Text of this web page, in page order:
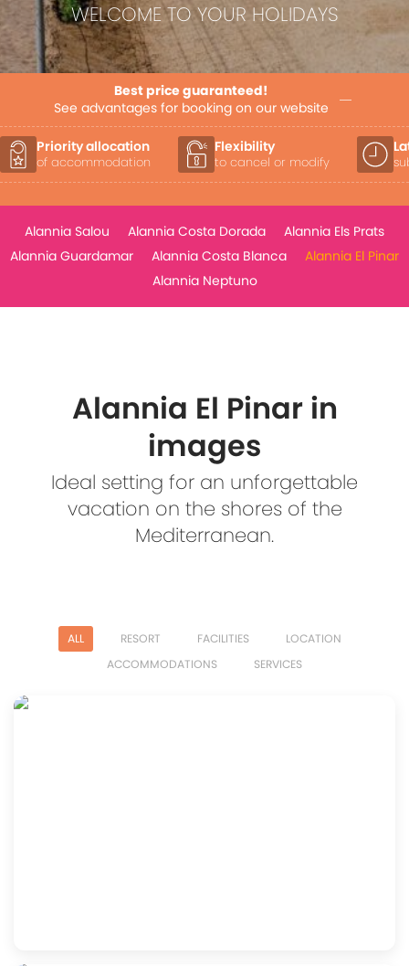
WELCOME TO YOUR HOLIDAYS
Best price guaranteed!
See advantages for booking on our website
Flexibility
to cancel or modify
Late Check-out
subject to availability
Alannia Salou Alannia Costa Dorada
Alannia Els Prats
Alannia Guardamar
Alannia Costa Blanca
Alannia El Pinar
Alannia Neptuno
Alannia El Pinar in
images
Ideal setting for an unforgettable
vacation on the shores of the
Mediterranean.
ALL RESORT FACILITIES
LOCATION
ACCOMMODATIONS
SERVICES